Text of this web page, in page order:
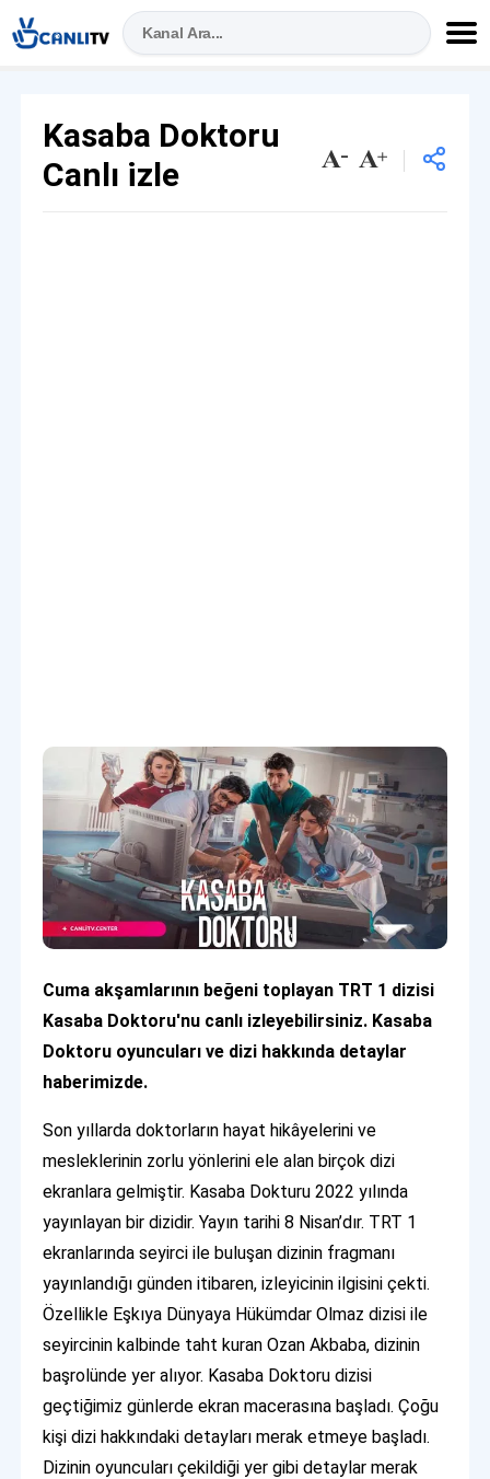
Kasaba Doktoru
Canlı izle
Cuma akşamlarının beğeni toplayan TRT 1 dizisi
Kasaba Doktoru'nu canlı izleyebilirsiniz. Kasaba
Doktoru oyuncuları ve dizi hakkında detaylar
haberimizde.
Son yıllarda doktorların hayat hikâyelerini ve
mesleklerinin zorlu yönlerini ele alan birçok dizi
ekranlara gelmiştir. Kasaba Dokturu 2022 yılında
yayınlayan bir dizidir. Yayın tarihi 8 Nisan’dır. TRT 1
ekranlarında seyirci ile buluşan dizinin fragmanı
yayınlandığı günden itibaren, izleyicinin ilgisini çekti.
Özellikle Eşkıya Dünyaya Hükümdar Olmaz dizisi ile
seyircinin kalbinde taht kuran Ozan Akbaba, dizinin
başrolünde yer alıyor. Kasaba Doktoru dizisi
geçtiğimiz günlerde ekran macerasına başladı. Çoğu
kişi dizi hakkındaki detayları merak etmeye başladı.
Dizinin oyuncuları çekildiği yer gibi detaylar merak